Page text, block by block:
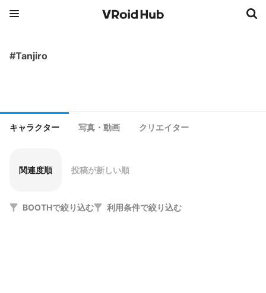
#Tanjiro
キャラクター 写真・動画 クリエイター
関連度順 投稿が新しい順
BOOTHで絞り込む 利用条件で絞り込む